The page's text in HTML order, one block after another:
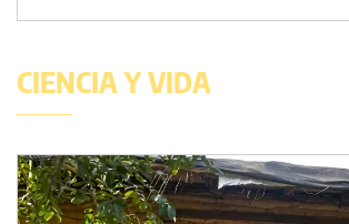
CIENCIA Y VIDA